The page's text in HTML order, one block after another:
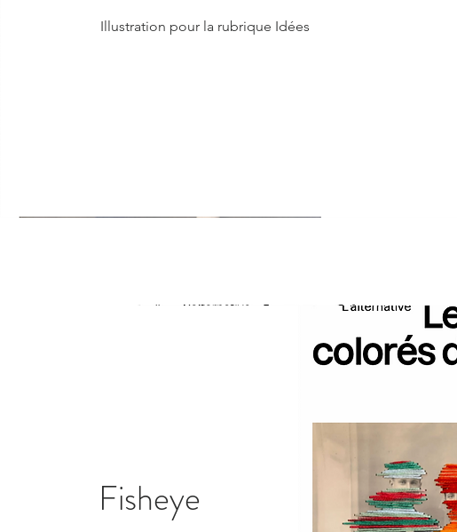
Illustration pour la rubrique Idées
Fisheye